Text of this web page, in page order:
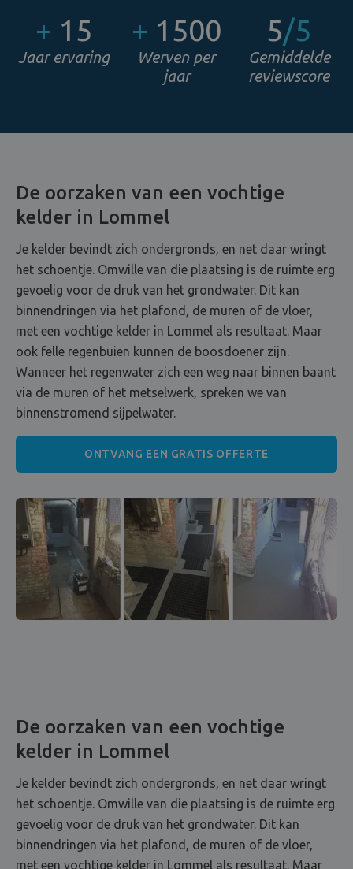
+ 15
Jaar ervaring
+ 1500
Werven per
jaar
5/5
Gemiddelde
reviewscore
De oorzaken van een vochtige
kelder in Lommel
Je kelder bevindt zich ondergronds, en net daar wringt
het schoentje. Omwille van die plaatsing is de ruimte erg
gevoelig voor de druk van het grondwater. Dit kan
binnendringen via het plafond, de muren of de vloer,
met een vochtige kelder in Lommel als resultaat. Maar
ook felle regenbuien kunnen de boosdoener zijn.
Wanneer het regenwater zich een weg naar binnen baant
via de muren of het metselwerk, spreken we van
binnenstromend sijpelwater.
ONTVANG EEN GRATIS OFFERTE
De oorzaken van een vochtige
kelder in Lommel
Je kelder bevindt zich ondergronds, en net daar wringt
het schoentje. Omwille van die plaatsing is de ruimte erg
gevoelig voor de druk van het grondwater. Dit kan
binnendringen via het plafond, de muren of de vloer,
met een vochtige kelder in Lommel als resultaat. Maar